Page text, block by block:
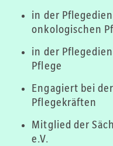
in der
onkologischen
in der
Pflege
Engagiert bei
Pflegekräften
Mitglied der
e.V.